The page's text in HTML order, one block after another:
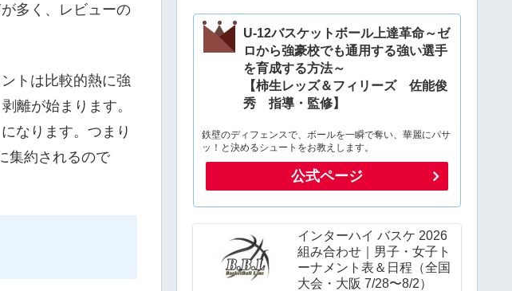
多く、レビューの
トは比較的熱に強
離が始まります。
なります。つまり
集約されるので
U-12バスケットボール上達革命～ゼ
ロから強豪校でも通用する強い選手
を育成する方法～
【柿生レッズ＆フィリーズ 佐能俊
秀 指導・監修】
鉄壁のディフェンスで、ボールを一瞬で奪い、華麗にパサ
ッ！と決めるシュートをお教えします。
公式ページ
インターハイ バスケ 2026
組み合わせ｜男子・女子ト
ーナメント表＆日程（全国
大会・大阪 7/28〜8/2）